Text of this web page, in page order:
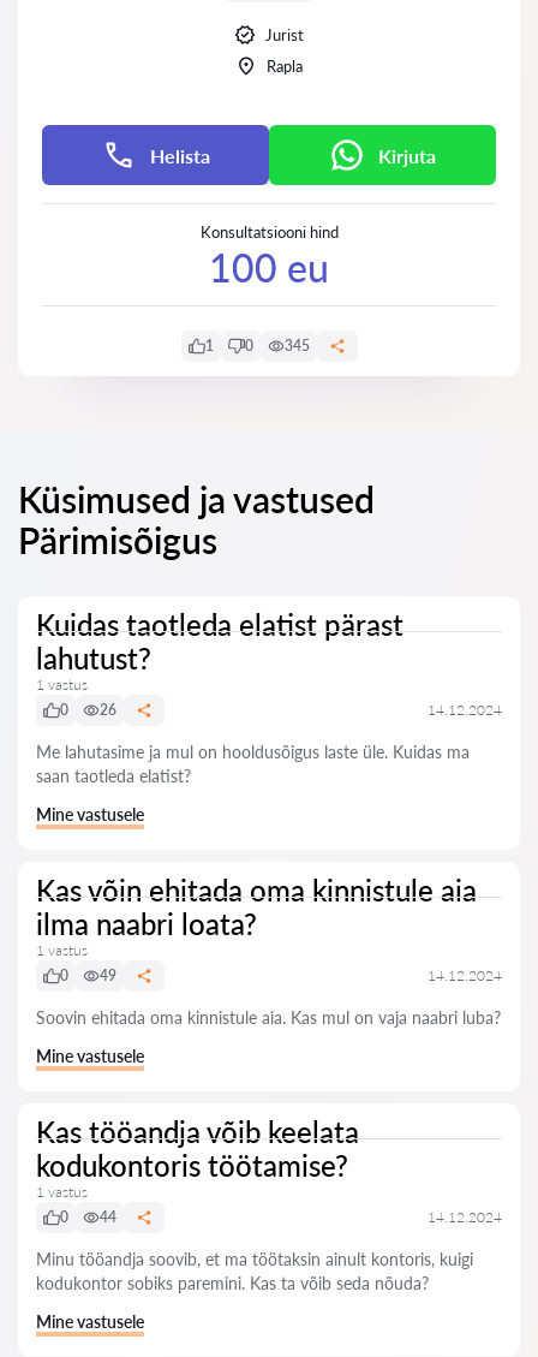
Jurist
Rapla
Helista Kirjuta
Konsultatsiooni hind
100 eu
1 0 345
Küsimused ja vastused
Pärimisõigus
Kuidas taotleda elatist pärast
lahutust?
1 vastus
0
26 14.12.2024
Me lahutasime ja mul on hooldusõigus laste üle. Kuidas ma
saan taotleda elatist?
Mine vastusele
Kas võin ehitada oma kinnistule aia
ilma naabri loata?
1 vastus
0
49 14.12.2024
Soovin ehitada oma kinnistule aia. Kas mul on vaja naabri luba?
Mine vastusele
Kas tööandja võib keelata
kodukontoris töötamise?
1 vastus
0
44 14.12.2024
Minu tööandja soovib, et ma töötaksin ainult kontoris, kuigi
kodukontor sobiks paremini. Kas ta võib seda nõuda?
Mine vastusele